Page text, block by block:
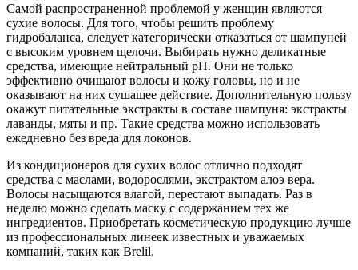
Самой распространенной проблемой у женщин являются
сухие волосы. Для того, чтобы решить проблему
гидробаланса, следует категорически отказаться от шампуней
с высоким уровнем щелочи. Выбирать нужно деликатные
средства, имеющие нейтральный pH. Они не только
эффективно очищают волосы и кожу головы, но и не
оказывают на них сушащее действие. Дополнительную пользу
окажут питательные экстракты в составе шампуня: экстракты
лаванды, мяты и пр. Такие средства можно использовать
ежедневно без вреда для локонов.
Из кондиционеров для сухих волос отлично подходят
средства с маслами, водорослями, экстрактом алоэ вера.
Волосы насыщаются влагой, перестают выпадать. Раз в
неделю можно сделать маску с содержанием тех же
ингредиентов. Приобретать косметическую продукцию лучше
из профессиональных линеек известных и уважаемых
компаний, таких как Brelil.